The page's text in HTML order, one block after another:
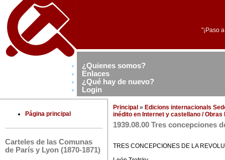
"¡Paso
¿Quienes somos?
Enlaces
¿Qué hay de nuevo?
Login
Página principal
Carteles de las Comunas
de París y Lyon (1870-1871)
Principal » Edicions internacionals
inédito en Internet y castellano / Obras
1939.08.00 Tres concepciones
TRES CONCEPCIONES DE LA